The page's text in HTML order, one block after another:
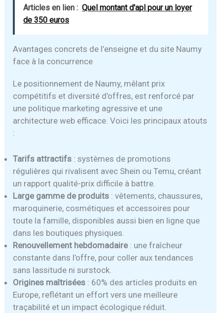
Articles en lien : Quel montant d'apl pour un loyer
de 350 euros
Avantages concrets de l’enseigne et du site Naumy
face à la concurrence
Le positionnement de Naumy, mêlant prix
compétitifs et diversité d’offres, est renforcé par
une politique marketing agressive et une
architecture web efficace. Voici les principaux atouts
:
Tarifs attractifs : systèmes de promotions
régulières qui rivalisent avec Shein ou Temu, créant
un rapport qualité-prix difficile à battre.
Large gamme de produits : vêtements, chaussures,
maroquinerie, cosmétiques et accessoires pour
toute la famille, disponibles aussi bien en ligne que
dans les boutiques physiques.
Renouvellement hebdomadaire: une fraîcheur
constante dans l’offre, pour coller aux tendances
sans lassitude ni surstock.
Origines maîtrisées : 60% des articles produits en
Europe, reflétant un effort vers une meilleure
traçabilité et un impact écologique réduit.